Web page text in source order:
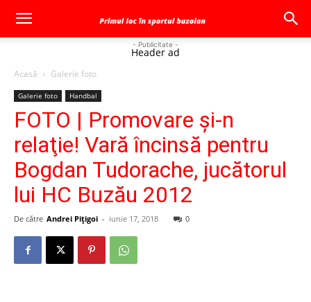
- Publicitate -
Header ad
Acasă Galerie foto
Galerie foto Handbal
FOTO | Promovare şi-n
relaţie! Vară încinsă pentru
Bogdan Tudorache, jucătorul
lui HC Buzău 2012
De către Andrei Pițigoi - iunie 17, 2018 0